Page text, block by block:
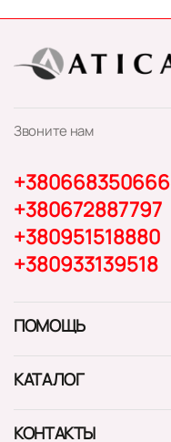
Звоните нам
+380668350666
+380672887797
+380951518880
+380933139518
ПОМОЩЬ
КАТАЛОГ
КОНТАКТЫ